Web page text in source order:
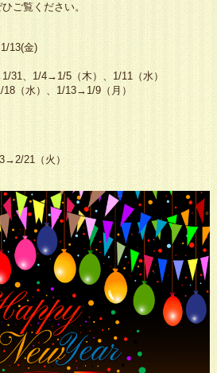
ご覧ください。
13(金)
、1/4→1/5（木）、1/11（水）
（水）、1/13→1/9（月）
21（火）